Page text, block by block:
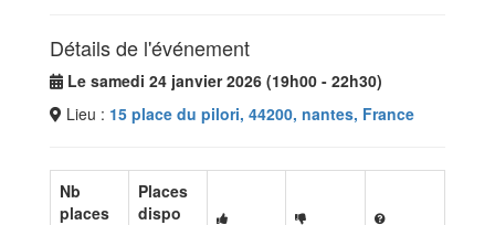
Détails de l'événement
Le samedi 24 janvier 2026 (19h00 - 22h30)
Lieu : 15 place du pilori, 44200, nantes, France
Nb
places
Places
dispo